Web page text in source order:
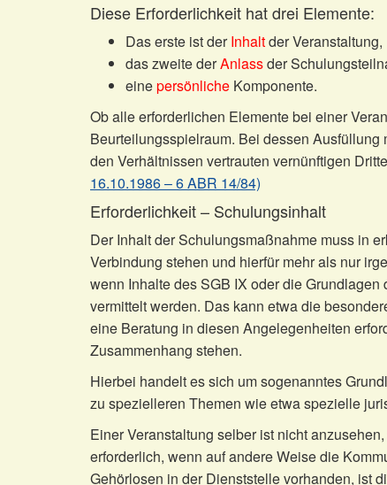
Diese Erforderlichkeit hat drei Elemente:
Das erste ist derInhaltder Veranstaltung,
das zweite derAnlassder
einepersönliche Komponente.
Ob alle erforderlichen Elemente bei einer
Beurteilungsspielraum. Bei dessen
den Verhältnissen vertrauten vernünftigen
16.10.1986 – 6 ABR 14/84)
Erforderlichkeit – Schulungsinhalt
Der Inhalt der Schulungsmaßnahme muss in
Verbindung stehen und hierfür mehr als nur
wenn Inhalte des SGB IX oder die
vermittelt werden. Das kann etwa die
eine Beratung in diesen Angelegenheiten
Zusammenhang stehen.
Hierbei handelt es sich um sogenanntes
zu spezielleren Themen wie etwa spezielle
Einer Veranstaltung selber ist nicht
erforderlich, wenn auf andere Weise die
Gehörlosen in der Dienststelle vorhanden, ist